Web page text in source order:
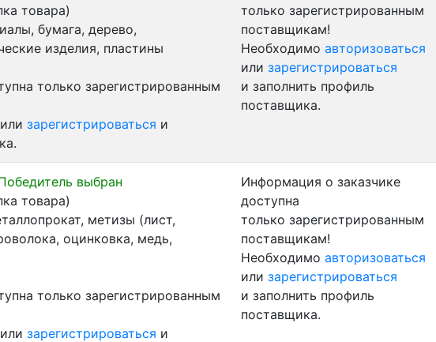
товара)
бумага, дерево,
изделия, пластины
только зарегистрированным
или зарегистрироваться и
только зарегистрированным
поставщикам!
Необходимо авторизоваться
или зарегистрироваться
и заполнить профиль
поставщика.
выбран
товара)
метизы (лист,
оцинковка, медь,
только зарегистрированным
или зарегистрироваться и
Информация о заказчике
доступна
только зарегистрированным
поставщикам!
Необходимо авторизоваться
или зарегистрироваться
и заполнить профиль
поставщика.